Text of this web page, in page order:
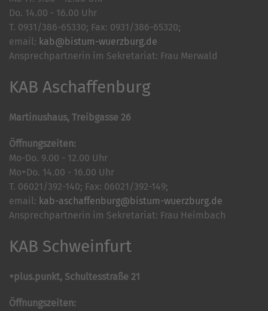
Do. 14.00 - 16.00 Uhr
T. 0931/386-65330; Fax: 0931/386-65320;
email: kab@bistum-wuerzburg.de
Ansprechpartnerin im Sekretariat: Frau Merwald
KAB Aschaffenburg
Martinushaus, Treibgasse 26
Öffnungszeiten:
Mo-Do. 9.00 - 12.00 Uhr
Mo+Do. 14.00 - 16.00 Uhr
T. 06021/392-140; Fax: 06021/392-149;
email: kab-aschaffenburg@bistum-wuerzburg.de
Ansprechpartnerin im Sekretariat: Frau Heimbach
KAB Schweinfurt
+plus.punkt, Schultesstraße 21
Öffnungszeiten: